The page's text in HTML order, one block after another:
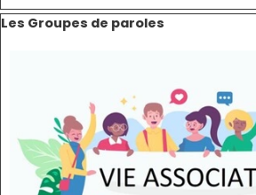
Sauter le bloc Les Groupes de paroles
Les Groupes de paroles